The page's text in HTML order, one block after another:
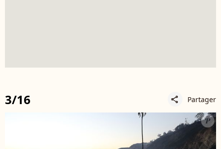
3/16 share Partager